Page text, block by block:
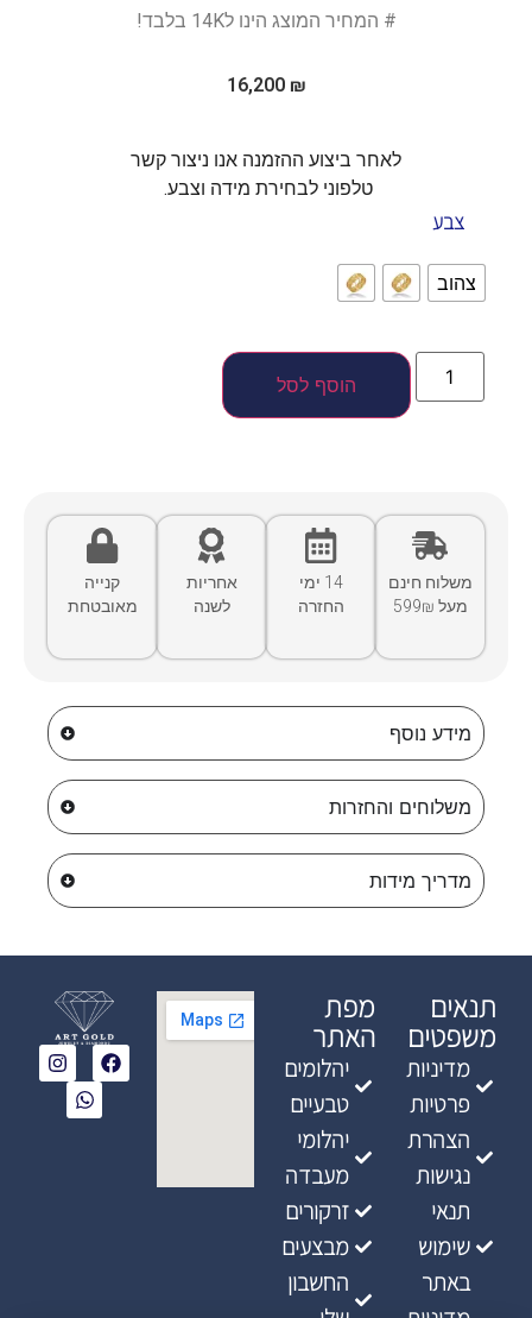
# המחיר המוצג הינו ל14K בלבד!
16,200 ₪
לאחר ביצוע ההזמנה אנו ניצור קשר
טלפוני לבחירת מידה וצבע.
צבע
צהוב
הוסף לסל
קנייה
מאובטחת
אחריות
לשנה
14 ימי
החזרה
משלוח חינם
מעל 599₪
מידע נוסף
משלוחים והחזרות
מדריך מידות
מפת
האתר
יהלומים
טבעיים
יהלומי
מעבדה
זרקורים
מבצעים
החשבון
תנאים
משפטים
מדיניות
פרטיות
הצהרת
נגישות
תנאי
שימוש
באתר